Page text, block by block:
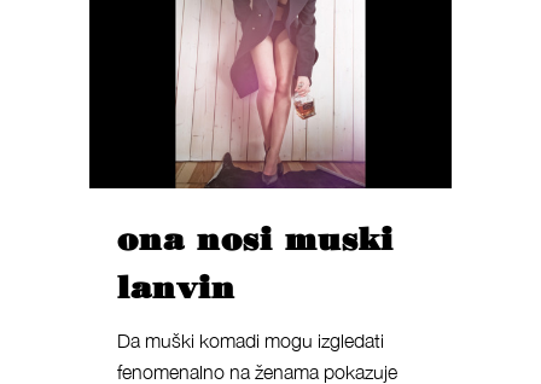
ona nosi muski
lanvin
Da muški komadi mogu izgledati
fenomenalno na ženama pokazuje